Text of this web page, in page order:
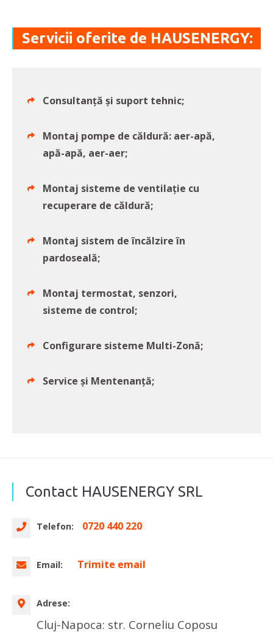
Servicii oferite de HAUSENERGY:
Consultanță și suport tehnic;
Montaj pompe de căldură: aer-apă,
apă-apă, aer-aer;
Montaj sisteme de ventilație cu
recuperare de căldură;
Montaj sistem de încălzire în
pardoseală;
Montaj termostat, senzori,
sisteme de control;
Configurare sisteme Multi-Zonă;
Service și Mentenanță;
Contact HAUSENERGY SRL
Telefon: 0720 440 220
Email: Trimite email
Adrese:
Cluj-Napoca: str. Corneliu Coposu